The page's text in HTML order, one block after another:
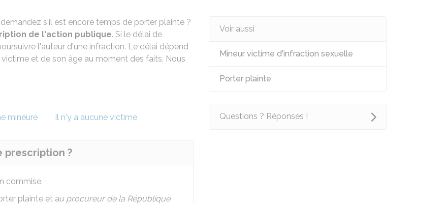
s'il est encore temps de porter plainte ?
de l'action publique. Si le délai de
l'auteur d'une infraction. Le délai dépend
et de son âge au moment des faits. Nous
mineure Il n'y a aucune victime
prescription ?
commise.
plainte et au procureur de la République
Voir aussi
Mineur victime d'infraction sexuelle
Porter plainte
Questions ? Réponses !